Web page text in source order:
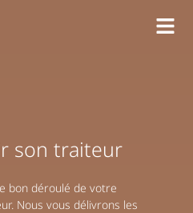
son traiteur
bon déroulé de votre
Nous vous délivrons les